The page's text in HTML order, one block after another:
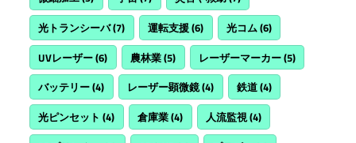
光トランシーバ(7) 運転支援(6) 光コム(6)
UVレーザー(6) 農林業(5) レーザーマーカー(5)
バッテリー(4) レーザー顕微鏡(4) 鉄道(4)
光ピンセット (4) 倉庫業(4) 人流監視(4)